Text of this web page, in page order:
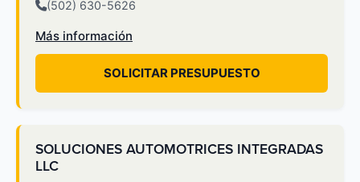
(502) 630-5626
Más información
SOLICITAR PRESUPUESTO
SOLUCIONES AUTOMOTRICES INTEGRADAS
LLC